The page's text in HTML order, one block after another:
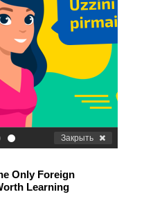
. Закрыть
Only Foreign
Learning